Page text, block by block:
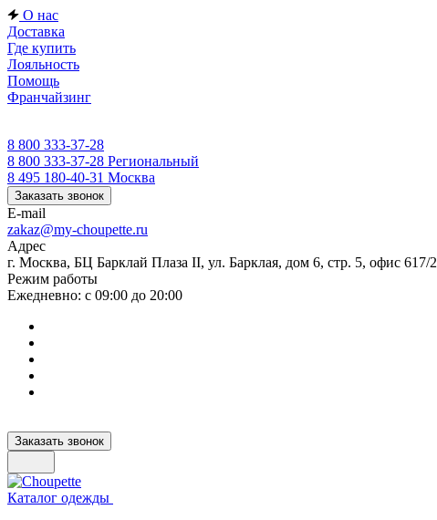
О нас
Доставка
Где купить
Лояльность
Помощь
Франчайзинг
8 800 333-37-28
8 800 333-37-28 Региональный
8 495 180-40-31 Москва
Заказать звонок
E-mail
zakaz@my-choupette.ru
Адрес
г. Москва, БЦ Барклай Плаза II, ул. Барклая, дом 6, стр. 5, офис 617/2
Режим работы
Ежедневно: с 09:00 до 20:00
Заказать звонок
Каталог одежды